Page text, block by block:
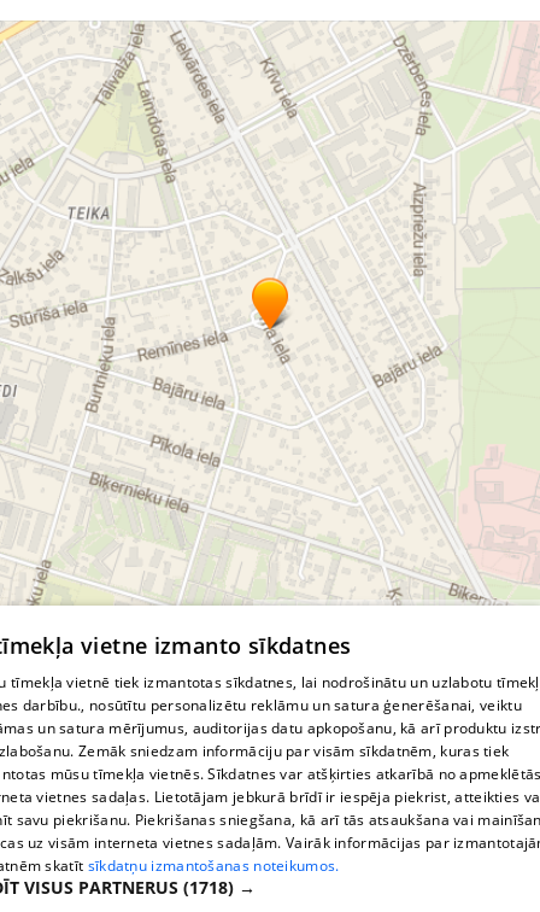
принимаем заказы по всей Латвии
Видземе
Курземе
Земгале Латгале
Резка камня
гравировка камня
обработка природного камня
© MapTiler© OpenStreetMap contributors
vietne izmanto sīkdatnes
tīmekļa vietnē tiek izmantotas sīkdatnes, lai nodrošinātu un uzlabotu
darbību., nosūtītu personalizētu reklāmu un satura ģenerēšanai, veiktu
un satura mērījumus, auditorijas datu apkopošanu, kā arī produktu
Zemāk sniedzam informāciju par visām sīkdatnēm, kuras tiek
mūsu tīmekļa vietnēs. Sīkdatnes var atšķirties atkarībā no
vietnes sadaļas. Lietotājam jebkurā brīdī ir iespēja piekrist, atteikties
savu piekrišanu. Piekrišanas sniegšana, kā arī tās atsaukšana vai
uz visām interneta vietnes sadaļām. Vairāk informācijas par
skatīt sīkdatņu izmantošanas noteikumos.
VISUS PARTNERUS (1718) →